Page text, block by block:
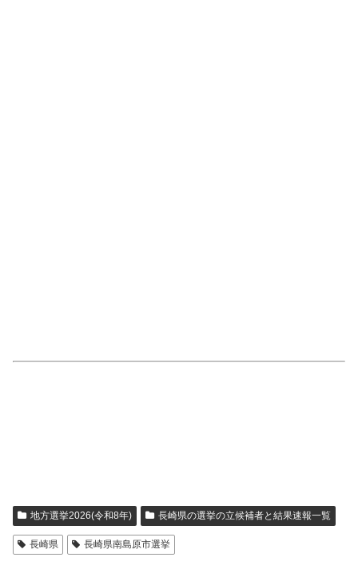
地方選挙2026(令和8年) 長崎県の選挙の立候補者と結果速報一覧
長崎県 長崎県南島原市選挙